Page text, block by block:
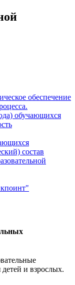
обеспечение
обучающихся
состав
и взрослых.